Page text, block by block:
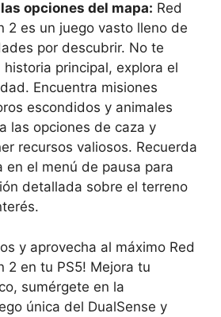
opciones del mapa: Red
2 es un juego vasto lleno de
por descubrir. No te
principal, explora el
Encuentra misiones
escondidos y animales
las opciones de caza y
recursos valiosos. Recuerda
en el menú de pausa para
detallada sobre el terreno
y aprovecha al máximo Red
2 en tu PS5! Mejora tu
sumérgete en la
única del DualSense y